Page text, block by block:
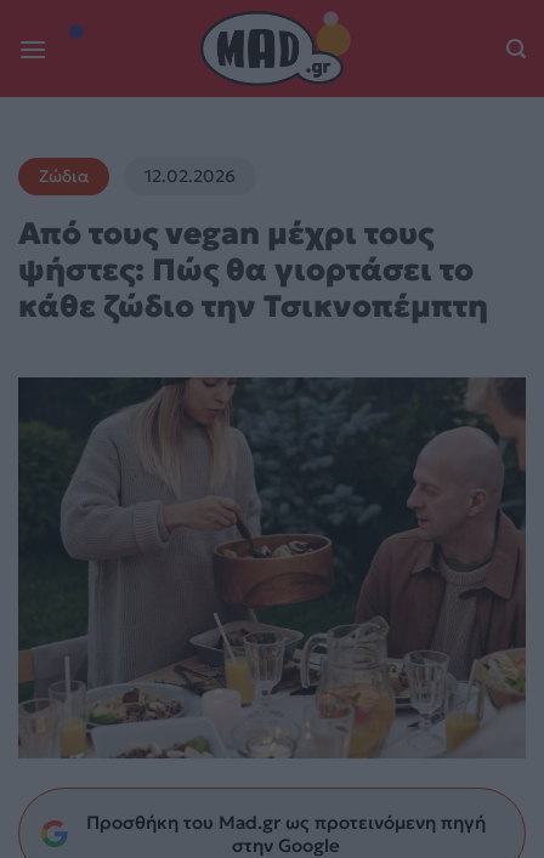
Ζώδια 12.02.2026
Από τους vegan μέχρι τους
ψήστες: Πώς θα γιορτάσει το
κάθε ζώδιο την Τσικνοπέμπτη
Προσθήκη του Mad.gr ως προτεινόμενη πηγή
στην Google